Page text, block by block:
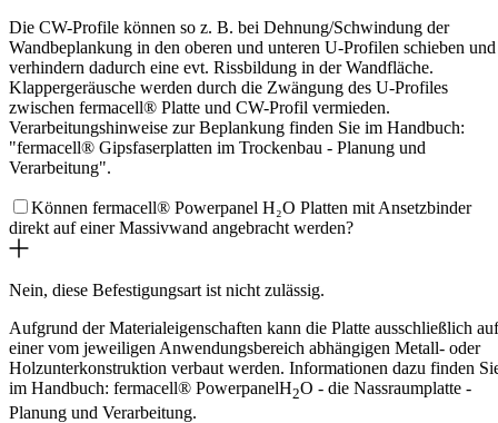
Die CW-Profile können so z. B. bei Dehnung/Schwindung der
Wandbeplankung in den oberen und unteren U-Profilen schieben und
verhindern dadurch eine evt. Rissbildung in der Wandfläche.
Klappergeräusche werden durch die Zwängung des U-Profiles
zwischen fermacell® Platte und CW-Profil vermieden.
Verarbeitungshinweise zur Beplankung finden Sie im Handbuch:
"fermacell® Gipsfaserplatten im Trockenbau - Planung und
Verarbeitung".
Können fermacell® Powerpanel H₂O Platten mit Ansetzbinder
direkt auf einer Massivwand angebracht werden?
Nein, diese Befestigungsart ist nicht zulässig.
Aufgrund der Materialeigenschaften kann die Platte ausschließlich auf
einer vom jeweiligen Anwendungsbereich abhängigen Metall- oder
Holzunterkonstruktion verbaut werden. Informationen dazu finden
im Handbuch: fermacell® PowerpanelH2O - die Nassraumplatte -
Planung und Verarbeitung.